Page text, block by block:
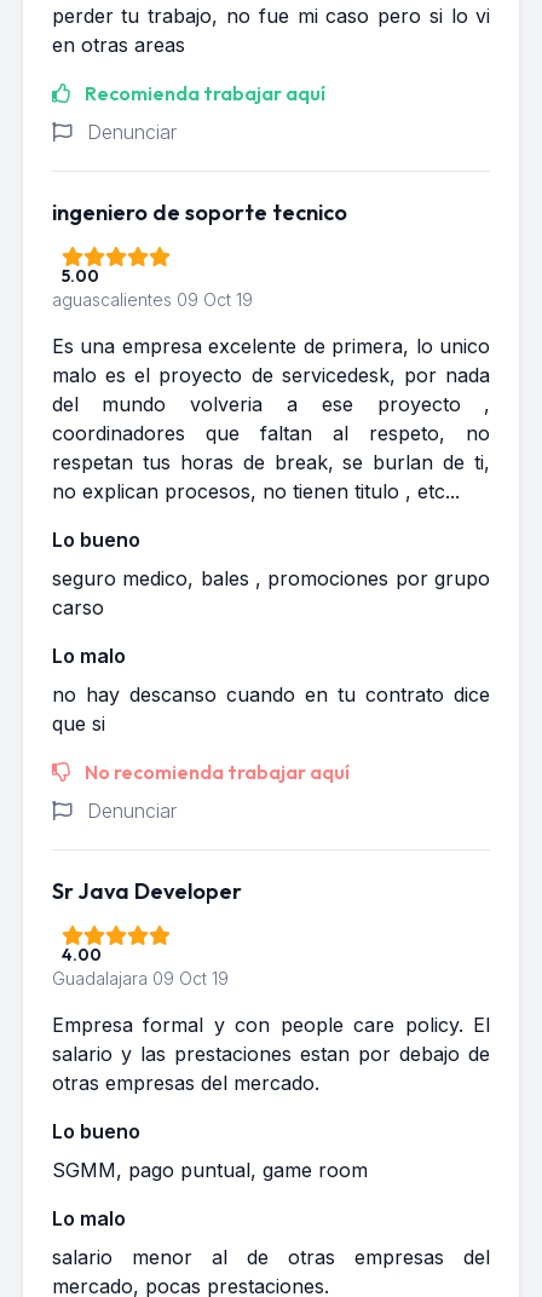
perder tu trabajo, no fue mi caso pero si lo vi
en otras areas
Recomienda trabajar aquí
Denunciar
ingeniero de soporte tecnico
5.00
aguascalientes 09 Oct 19
Es una empresa excelente de primera, lo unico
malo es el proyecto de servicedesk, por nada
del mundo volveria a ese proyecto ,
coordinadores que faltan al respeto, no
respetan tus horas de break, se burlan de ti,
no explican procesos, no tienen titulo , etc...
Lo bueno
seguro medico, bales , promociones por grupo
carso
Lo malo
no hay descanso cuando en tu contrato dice
que si
No recomienda trabajar aquí
Denunciar
Sr Java Developer
4.00
Guadalajara 09 Oct 19
Empresa formal y con people care policy. El
salario y las prestaciones estan por debajo de
otras empresas del mercado.
Lo bueno
SGMM, pago puntual, game room
Lo malo
salario menor al de otras empresas del
mercado, pocas prestaciones.